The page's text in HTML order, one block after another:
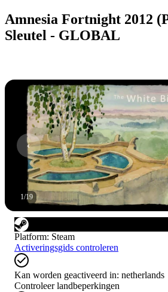
Amnesia Fortnight 2012
Sleutel - GLOBAL
1/19
Platform: Steam
Activeringsgids controleren
Kan worden geactiveerd in: netherlands
Controleer landbeperkingen